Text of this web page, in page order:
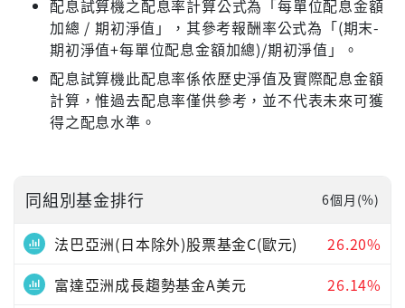
配息試算機之配息率計算公式為「每單位配息金額
加總 / 期初淨值」，其參考報酬率公式為「(期末-
期初淨值+每單位配息金額加總)/期初淨值」。
配息試算機此配息率係依歷史淨值及實際配息金額
計算，惟過去配息率僅供參考，並不代表未來可獲
得之配息水準。
同組別基金排行 6個月(%)
法巴亞洲(日本除外)股票基金C(歐元)
26.20%
富達亞洲成長趨勢基金A美元
26.14%